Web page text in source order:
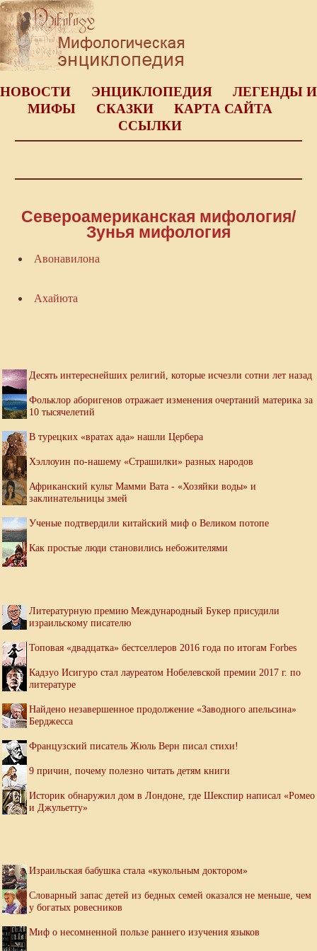
НОВОСТИ ЭНЦИКЛОПЕДИЯ
ЛЕГЕНДЫ И
МИФЫ
СКАЗКИ
КАРТА САЙТА
ССЫЛКИ
Североамериканская мифология/
Зунья мифология
Авонавилона
Ахайюта
Десять интереснейших религий, которые исчезли сотни лет назад
Фольклор аборигенов отражает изменения очертаний материка за
10 тысячелетий
В турецких «вратах ада» нашли Цербера
Хэллоуин по-нашему «Страшилки» разных народов
Африканский культ Мамми Вата - «Хозяйки воды» и
заклинательницы змей
Ученые подтвердили китайский миф о Великом потопе
Как простые люди становились небожителями
Литературную премию Международный Букер присудили
израильскому писателю
Топовая «двадцатка» бестселлеров 2016 года по итогам Forbes
Кадзуо Исигуро стал лауреатом Нобелевской премии 2017 г. по
литературе
Найдено незавершенное продолжение «Заводного апельсина»
Берджесса
Французский писатель Жюль Верн писал стихи!
9 причин, почему полезно читать детям книги
Историк обнаружил дом в Лондоне, где Шекспир написал «Ромео
и Джульетту»
Израильская бабушка стала «кукольным доктором»
Словарный запас детей из бедных семей оказался не меньше, чем
у богатых ровесников
Миф о несомненной пользе раннего изучения языков